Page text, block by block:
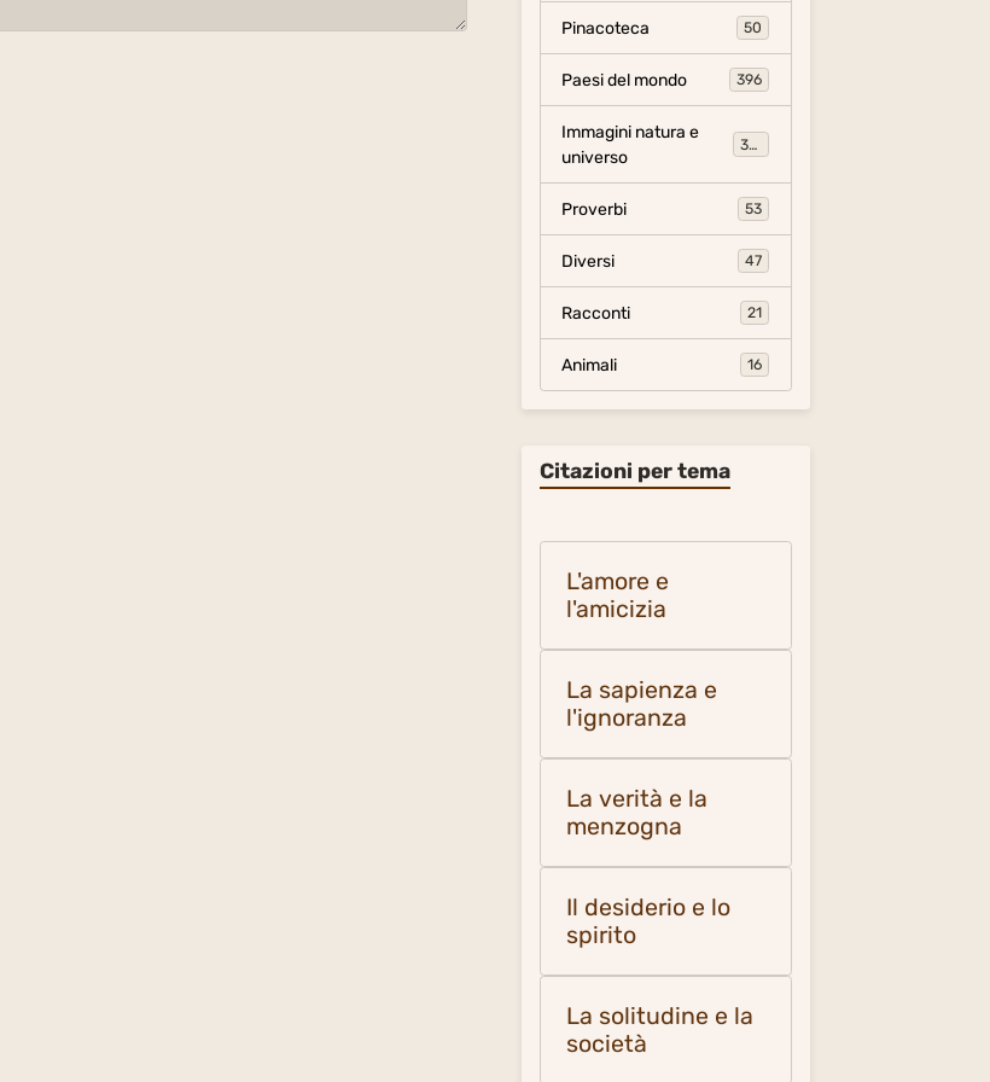
Pinacoteca 50
Paesi del mondo 396
Immagini natura e
universo
306
Proverbi 53
Diversi 47
Racconti 21
Animali 16
Citazioni per tema
L'amore e
l'amicizia
La sapienza e
l'ignoranza
La verità e la
menzogna
Il desiderio e lo
spirito
La solitudine e la
società